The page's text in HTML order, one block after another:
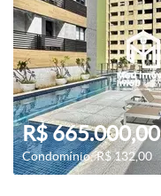
R$ 665.000,00
Condomínio: R$ 132,00